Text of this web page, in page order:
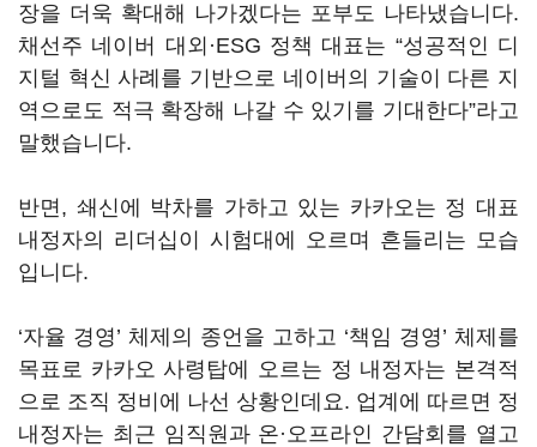
장을 더욱 확대해 나가겠다는 포부도 나타냈습니다.
채선주 네이버 대외·ESG 정책 대표는 “성공적인 디
지털 혁신 사례를 기반으로 네이버의 기술이 다른 지
역으로도 적극 확장해 나갈 수 있기를 기대한다”라고
말했습니다.
반면, 쇄신에 박차를 가하고 있는 카카오는 정 대표
내정자의 리더십이 시험대에 오르며 흔들리는 모습
입니다.
‘자율 경영’ 체제의 종언을 고하고 ‘책임 경영’ 체제를
목표로 카카오 사령탑에 오르는 정 내정자는 본격적
으로 조직 정비에 나선 상황인데요. 업계에 따르면 정
내정자는 최근 임직원과 온·오프라인 간담회를 열고